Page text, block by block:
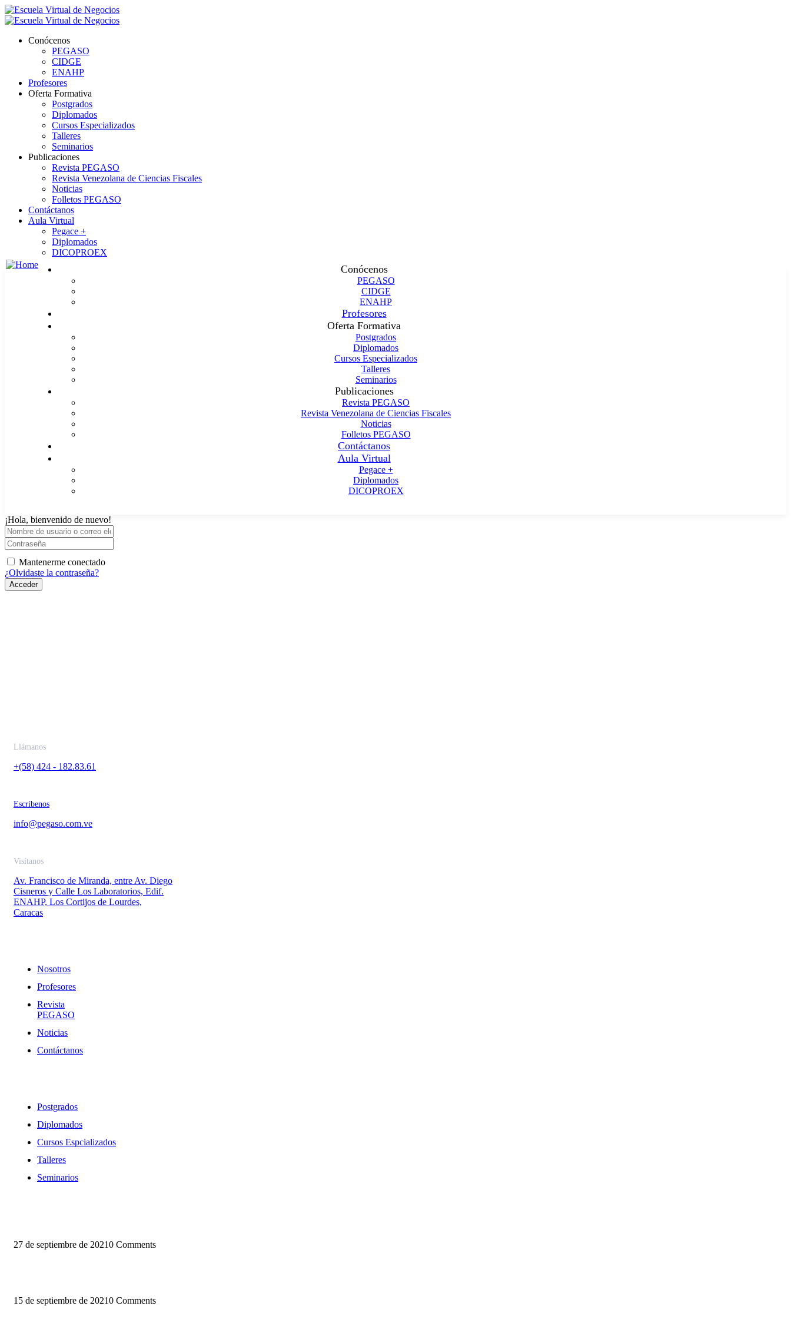
Conócenos
PEGASO
CIDGE
ENAHP
Profesores
Oferta Formativa
Postgrados
Diplomados
Cursos Especializados
Talleres
Seminarios
Publicaciones
Revista PEGASO
Revista Venezolana de Ciencias Fiscales
Noticias
Folletos PEGASO
Contáctanos
Aula Virtual
Pegace +
Diplomados
DICOPROEX
Conócenos
PEGASO
CIDGE
ENAHP
Profesores
Oferta Formativa
Postgrados
Diplomados
Cursos Especializados
Talleres
Seminarios
Publicaciones
Revista PEGASO
Revista Venezolana de Ciencias Fiscales
Noticias
Folletos PEGASO
Contáctanos
Aula Virtual
Pegace +
Diplomados
DICOPROEX
¡Hola, bienvenido de nuevo!
Mantenerme conectado
¿Olvidaste la contraseña?
Acceder
Llámanos
+(58) 424 - 182.83.61
Escríbenos
info@pegaso.com.ve
Visítanos
Av. Francisco de Miranda, entre Av. Diego
Cisneros y Calle Los Laboratorios, Edif.
ENAHP, Los Cortijos de Lourdes,
Caracas
Nosotros
Profesores
Revista
PEGASO
Noticias
Contáctanos
Postgrados
Diplomados
Cursos Espcializados
Talleres
Seminarios
27 de septiembre de 20210 Comments
15 de septiembre de 20210 Comments